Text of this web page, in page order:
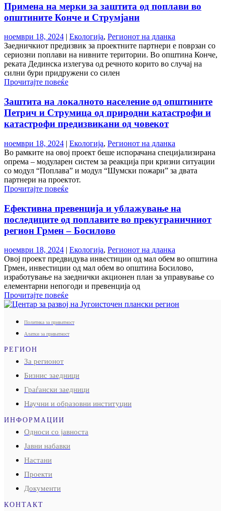
Примена на мерки за заштита од поплави во
општините Конче и Струмјани
ноември 18, 2024 | Екологија, Регионот на дланка
Заедничкиот предизвик за проектните партнери е поврзан со
сериозни поплави на нивните територии. Во општина Конче,
реката Дединска излегува од речното корито во случај на
силни бури придружени со силен
Прочитајте повеќе
Заштита на локалното население од општините
Петрич и Струмица од природни катастрофи и
катастрофи предизвикани од човекот
ноември 18, 2024 | Екологија, Регионот на дланка
Во рамките на овој проект беше испорачана специјализирана
опрема – модуларен систем за реакција при кризни ситуации
со модул “Поплава” и модул “Шумски пожари” за двата
партнери на проектот.
Прочитајте повеќе
Ефективна превенција и ублажување на
последиците од поплавите во прекуграничниот
регион Грмен – Босилово
ноември 18, 2024 | Екологија, Регионот на дланка
Овој проект предвидува инвестиции од мал обем во општина
Грмен, инвестиции од мал обем во општина Босилово,
изработување на заеднички акционен план за управување со
елементарни непогоди и превенција од
Прочитајте повеќе
Политика за приватност
Алатки за приватност
РЕГИОН
За регионот
Бизнис заедници
Граѓански заедници
Научни и образовни институции
ИНФОРМАЦИИ
Односи со јавноста
Јавни набавки
Настани
Проекти
Документи
КОНТАКТ